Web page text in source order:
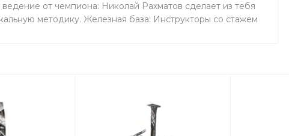
от чемпиона: Николай Рахматов сделает из тебя
методику. Железная база: Инструкторы со стажем